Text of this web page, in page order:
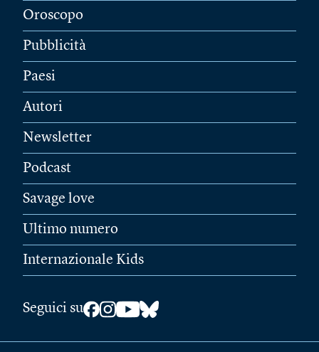
Oroscopo
Pubblicità
Paesi
Autori
Newsletter
Podcast
Savage love
Ultimo numero
Internazionale Kids
Seguici su